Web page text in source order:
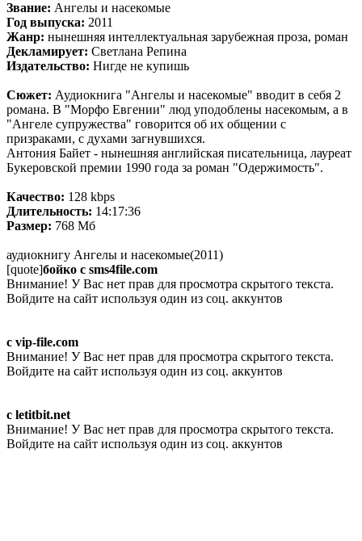
Звание: Ангелы и насекомые
Год выпуска: 2011
Жанр: нынешняя интеллектуальная зарубежная проза, роман
Декламирует: Светлана Репина
Издательство: Нигде не купишь
Сюжет: Аудиокнига "Ангелы и насекомые" вводит в себя 2
романа. В "Морфо Евгении" люд уподоблены насекомым, а в
"Ангеле супружества" говорится об их общении с
призраками, с духами загнувшихся.
Антония Байет - нынешняя английская писательница, лауреат
Букеровской премии 1990 года за роман "Одержимость".
Качество: 128 kbps
Длительность: 14:17:36
Размер: 768 Мб
аудиокнигу Ангелы и насекомые(2011)
[quote]бойко с sms4file.com
Внимание! У Вас нет прав для просмотра скрытого текста.
Войдите на сайт используя один из соц. аккунтов
с vip-file.com
Внимание! У Вас нет прав для просмотра скрытого текста.
Войдите на сайт используя один из соц. аккунтов
с letitbit.net
Внимание! У Вас нет прав для просмотра скрытого текста.
Войдите на сайт используя один из соц. аккунтов